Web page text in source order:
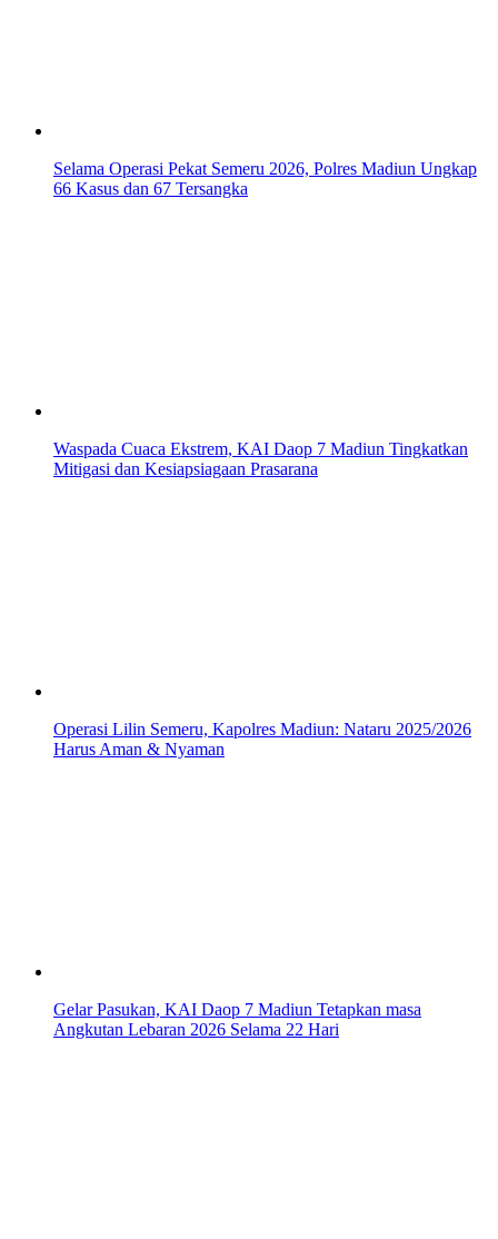
Selama Operasi Pekat Semeru 2026, Polres Madiun Ungkap
66 Kasus dan 67 Tersangka
Waspada Cuaca Ekstrem, KAI Daop 7 Madiun Tingkatkan
Mitigasi dan Kesiapsiagaan Prasarana
Operasi Lilin Semeru, Kapolres Madiun: Nataru 2025/2026
Harus Aman & Nyaman
Gelar Pasukan, KAI Daop 7 Madiun Tetapkan masa
Angkutan Lebaran 2026 Selama 22 Hari